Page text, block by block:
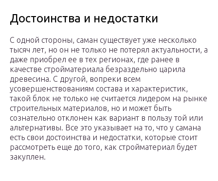
Достоинства и недостатки
С одной стороны, саман существует уже несколько
тысяч лет, но он не только не потерял актуальности, а
даже приобрел ее в тех регионах, где ранее в
качестве стройматериала безраздельно царила
древесина. С другой, вопреки всем
усовершенствованиям состава и характеристик,
такой блок не только не считается лидером на рынке
строительных материалов, но и может быть
сознательно отклонен как вариант в пользу той или
альтернативы. Все это указывает на то, что у самана
есть свои достоинства и недостатки, которые стоит
рассмотреть еще до того, как стройматериал будет
закуплен.